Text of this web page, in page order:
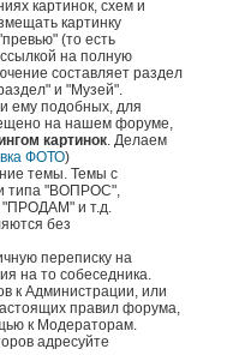
картинок, схем и
картинку
(то есть
на полную
составляет раздел
и "Музей".
ему подобных, для
на нашем форуме,
картинок. Делаем
ФОТО)
темы. Темы с
типа "ВОПРОС",
и т.д.
без
переписку на
на то собеседника.
к Администрации, или
правил форума,
к Модераторам.
адресуйте